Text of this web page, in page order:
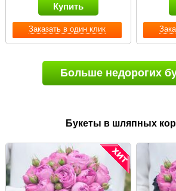
Заказать в один клик
Купить
Больше недорогих
Букеты в шляпных